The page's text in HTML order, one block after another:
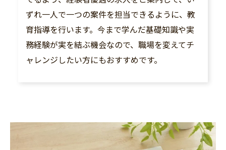
ずれ一人で一つの案件を担当できるように、教
育指導を行います。今まで学んだ基礎知識や実
務経験が実を結ぶ機会なので、職場を変えてチ
ャレンジしたい方にもおすすめです。